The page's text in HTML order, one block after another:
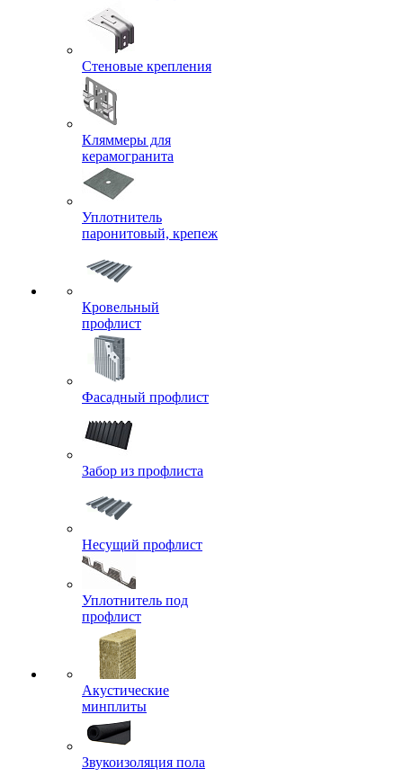
Стеновые крепления
Кляммеры для
керамогранита
Уплотнитель
паронитовый, крепеж
Кровельный
профлист
Фасадный профлист
Забор из профлиста
Несущий профлист
Уплотнитель под
профлист
Акустические
минплиты
Звукоизоляция пола